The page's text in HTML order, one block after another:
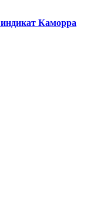
Каморра